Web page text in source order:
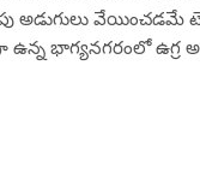
అడుగులు వేయించడమే
ఉన్న భాగ్యనగరంలో ఉగ్ర